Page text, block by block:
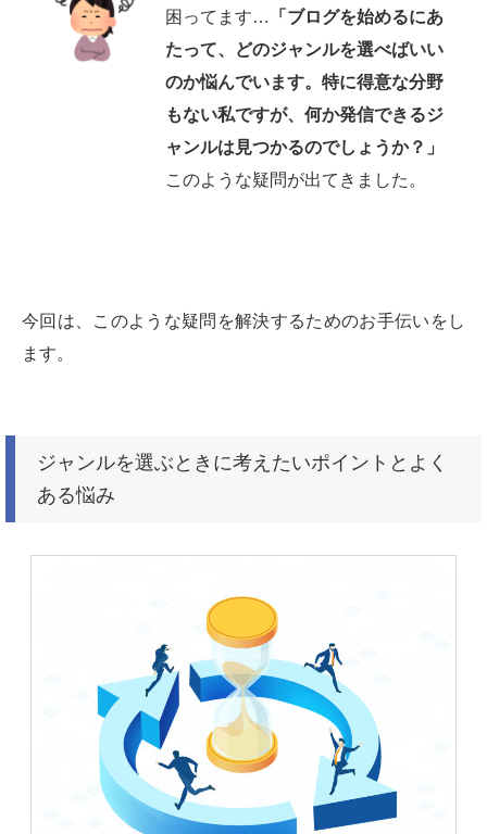
困ってます…
「ブログを始めるにあ
たって、どのジャンルを選べばいい
のか悩んでいます。特に得意な分野
もない私ですが、何か発信できるジ
ャンルは見つかるのでしょうか？」
このような疑問が出てきました。
今回は、このような疑問を解決するためのお手伝いをし
ます。
ジャンルを選ぶときに考えたいポイントとよく
ある悩み